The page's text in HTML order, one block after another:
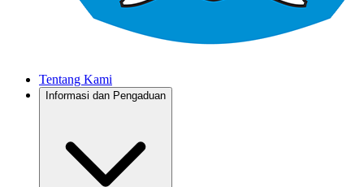
Tentang Kami
Informasi dan Pengaduan